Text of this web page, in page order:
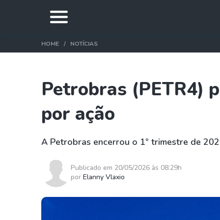
HOME NOTÍCIAS
Petrobras (PETR4)
por ação
A Petrobras encerrou o 1º trimestre de
Publicado em 20/05/2026 às 08:29h
por Elanny Vlaxio